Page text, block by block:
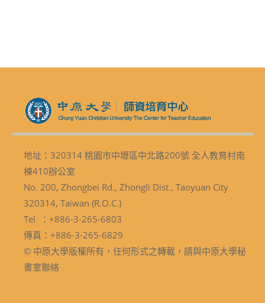
地址：320314 桃園市中壢區中北路200號 全人教育村南
棟410辦公室
No. 200, Zhongbei Rd., Zhongli Dist., Taoyuan City
320314, Taiwan (R.O.C.)
Tel ：+886-3-265-6803
傳真：+886-3-265-6829
© 中原大學版權所有，任何形式之轉載，請與中原大學秘
書室聯絡